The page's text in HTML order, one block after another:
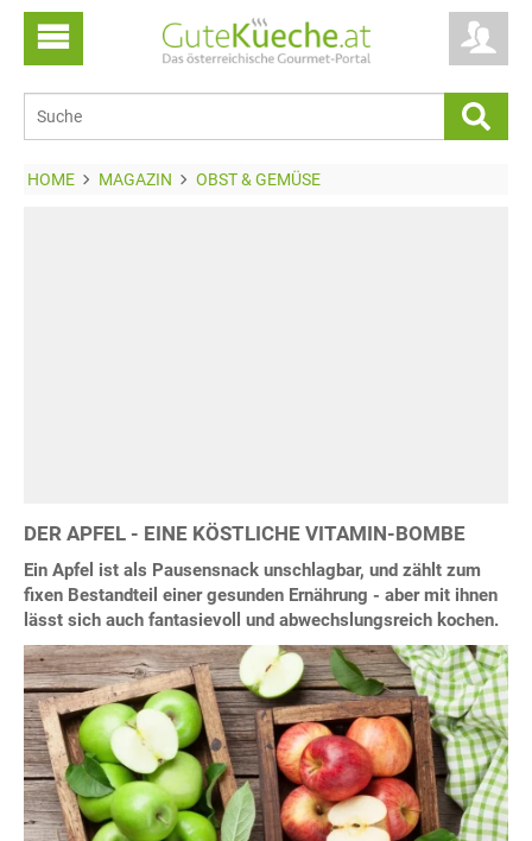
HOME MAGAZIN OBST & GEMÜSE
DER APFEL - EINE KÖSTLICHE VITAMIN-BOMBE
Ein Apfel ist als Pausensnack unschlagbar, und zählt zum
fixen Bestandteil einer gesunden Ernährung - aber mit ihnen
lässt sich auch fantasievoll und abwechslungsreich kochen.